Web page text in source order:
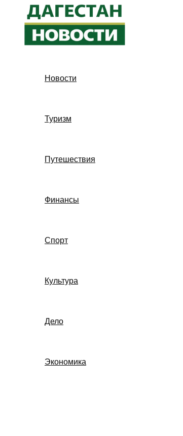
Перейти
содержимому
Новости
Туризм
Путешествия
Финансы
Спорт
Культура
Дело
Экономика